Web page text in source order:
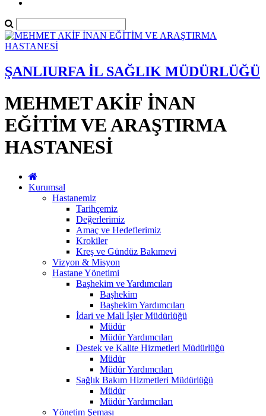
ŞANLIURFA İL SAĞLIK MÜDÜRLÜĞÜ
MEHMET AKİF İNAN
EĞİTİM VE ARAŞTIRMA
HASTANESİ
Kurumsal
Hastanemiz
Tarihçemiz
Değerlerimiz
Amaç ve Hedeflerimiz
Krokiler
Kreş ve Gündüz Bakımevi
Vizyon & Misyon
Hastane Yönetimi
Başhekim ve Yardımcıları
Başhekim
Başhekim Yardımcıları
İdari ve Mali İşler Müdürlüğü
Müdür
Müdür Yardımcıları
Destek ve Kalite Hizmetleri Müdürlüğü
Müdür
Müdür Yardımcıları
Sağlık Bakım Hizmetleri Müdürlüğü
Müdür
Müdür Yardımcıları
Yönetim Şeması